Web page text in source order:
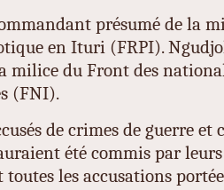
présumé de la
en Ituri (FRPI).
milice du Front des
(FNI).
de crimes de guerre et
été commis par leurs
toutes les accusations